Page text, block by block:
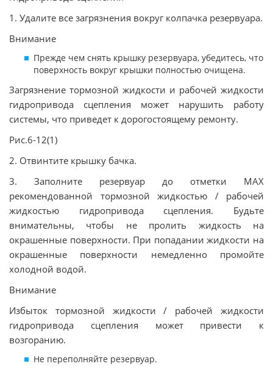
1. Удалите все загрязнения вокруг колпачка резервуара.
Внимание
Прежде чем снять крышку резервуара, убедитесь, что
поверхность вокруг крышки полностью очищена.
Загрязнение тормозной жидкости и рабочей жидкости
гидропривода сцепления может нарушить работу
системы, что приведет к дорогостоящему ремонту.
Рис.6-12(1)
2. Отвинтите крышку бачка.
3. Заполните резервуар до отметки МАХ
рекомендованной тормозной жидкостью / рабочей
жидкостью гидропривода сцепления. Будьте
внимательны, чтобы не пролить жидкость на
окрашенные поверхности. При попадании жидкости на
окрашенные поверхности немедленно промойте
холодной водой.
Внимание
Избыток тормозной жидкости / рабочей жидкости
гидропривода сцепления может привести к
возгоранию.
Не переполняйте резервуар.